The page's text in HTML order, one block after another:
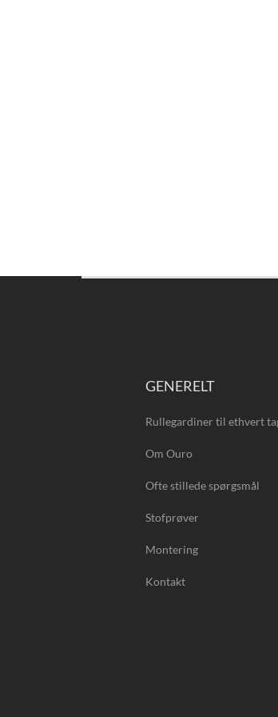
GENERELT
Rullegardiner til ethvert
Om Ouro
Ofte stillede spørgsmål
Stofprøver
Montering
Kontakt